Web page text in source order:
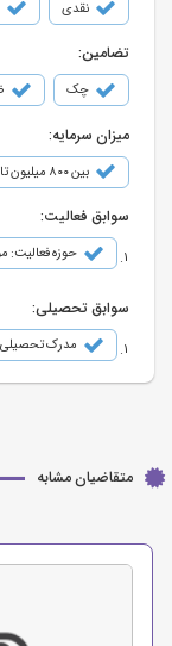
نقدی
تضامین:
چک
میزان سرمایه:
بین ۸۰۰ میلیون تا ۲ میلیارد تومان
سوابق فعالیت:
حوزه فعالیت:
سوابق تحصیلی:
مدرک
متقاضیان مشابه